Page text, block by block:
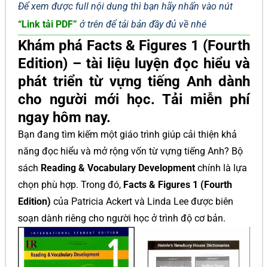
Để xem được full nội dung thì bạn hãy nhấn vào nút
“Link tải PDF” ở trên để tải bản đầy đủ về nhé
Khám phá Facts & Figures 1 (Fourth
Edition) – tài liệu luyện đọc hiểu và
phát triển từ vựng tiếng Anh dành
cho người mới học. Tải miễn phí
ngay hôm nay.
Bạn đang tìm kiếm một giáo trình giúp cải thiện khả
năng đọc hiểu và mở rộng vốn từ vựng tiếng Anh? Bộ
sách Reading & Vocabulary Development chính là lựa
chọn phù hợp. Trong đó, Facts & Figures 1 (Fourth
Edition) của Patricia Ackert và Linda Lee được biên
soạn dành riêng cho người học ở trình độ cơ bản.